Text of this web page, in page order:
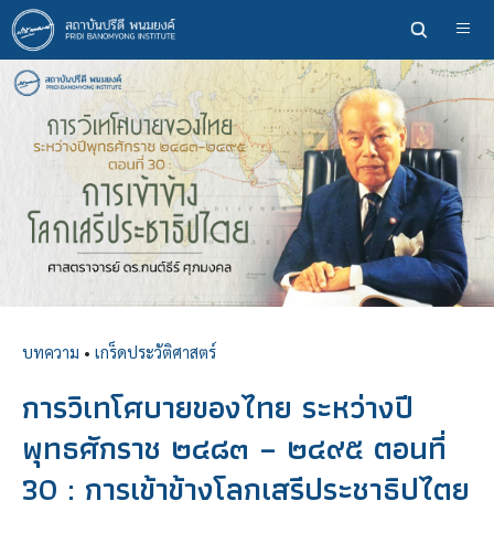
ข้าม
ไป
ยัง
เนื้อหา
บทความ • เกร็ดประวัติศาสตร์
การวิเทโศบายของไทย ระหว่างปี
พุทธศักราช ๒๔๘๓ – ๒๔๙๕ ตอนที่
30 : การเข้าข้างโลกเสรีประชาธิปไตย